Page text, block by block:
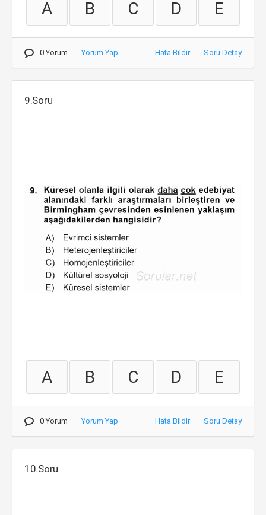
A B C D E
0 Yorum Yorum Yap Hata Bildir Soru Detay
9.Soru
A B C D E
0 Yorum Yorum Yap Hata Bildir Soru Detay
10.Soru